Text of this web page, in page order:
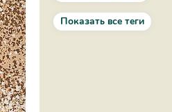
Показать все теги